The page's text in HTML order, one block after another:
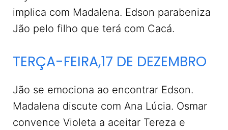
implica com Madalena. Edson parabeniza
Jão pelo filho que terá com Cacá.
TERÇA-FEIRA,17 DE DEZEMBRO
Jão se emociona ao encontrar Edson.
Madalena discute com Ana Lúcia. Osmar
convence Violeta a aceitar Tereza e